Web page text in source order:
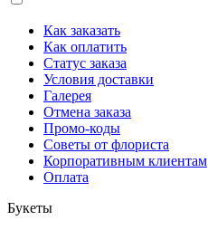
Как заказать
Как оплатить
Статус заказа
Условия доставки
Галерея
Отмена заказа
Промо-коды
Советы от флориста
Корпоративным клиентам
Оплата
Букеты